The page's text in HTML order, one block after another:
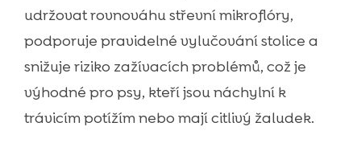
udržovat rovnováhu střevní mikroflóry,
podporuje pravidelné vylučování stolice a
snižuje riziko zažívacích problémů, což je
výhodné pro psy, kteří jsou náchylní k
trávicím potížím nebo mají citlivý žaludek.